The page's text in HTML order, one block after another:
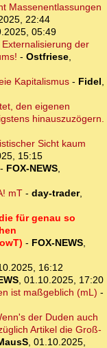
Massenentlassungen
22:44
05:49
der
- Ostfriese
Kapitalismus- Fidel
den eigenen
hinauszuzögern.
Sicht kaum
15:15
- FOX-NEWS,
mT- day-trader,
für genau so
- FOX-NEWS
16:12
, 01.10.2025, 17:20
ist maßgeblich (mL) -
der Duden auch
Artikel die Groß-
01.10.2025,